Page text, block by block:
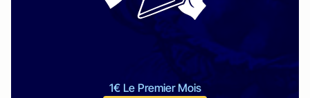
1€ Le Premier Mois